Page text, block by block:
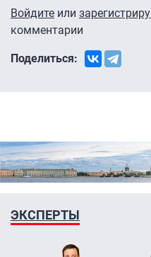
Войдите или
комментарии
Поделиться:
ЭКСПЕРТЫ